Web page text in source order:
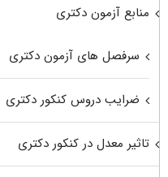
منابع آزمون دکتری
سرفصل های آزمون دکتری
ضرایب دروس کنکور دکتری
تاثیر معدل در کنکور دکتری